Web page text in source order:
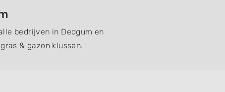
bedrijven in Dedgum en
& gazon klussen.